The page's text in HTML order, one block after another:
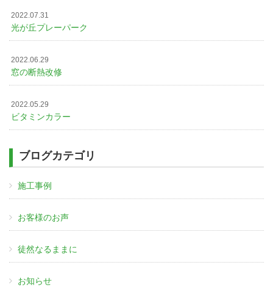
2022.07.31
光が丘プレーパーク
2022.06.29
窓の断熱改修
2022.05.29
ビタミンカラー
ブログカテゴリ
施工事例
お客様のお声
徒然なるままに
お知らせ